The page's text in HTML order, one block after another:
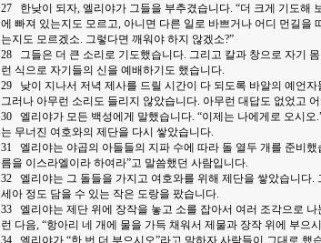
27 한낮이 되자, 엘리야가 그들을 부추겼습니다. “더 크게 기도해
에 빠져 있는지도 모르고, 아니면 다른 일로 바쁘거나 어디 먼길을
는지도 모르겠소. 그렇다면 깨워야 하지 않겠소?”
28 그들은 더 큰 소리로 기도했습니다. 그리고 칼과 창으로 자기
런 식으로 자기들의 신을 예배하기도 했습니다.
29 낮이 지나서 저녁 제사를 드릴 시간이 다 되도록 바알의 예언
그러나 아무런 소리도 들리지 않았습니다. 아무런 대답도 없었고
30 엘리야가 모든 백성에게 말했습니다. “이제는 나에게로 오시오
는 무너진 여호와의 제단을 다시 쌓았습니다.
31 엘리야는 야곱의 아들들의 지파 수에 따라 돌 열두 개를 준비했
름을 이스라엘이라 하여라”고 말씀했던 사람입니다.
32 엘리야는 그 돌들을 가지고 여호와를 위해 제단을 쌓았습니다.
세아 정도 담을 수 있는 작은 도랑을 팠습니다.
33 엘리야는 제단 위에 장작을 놓고 소를 잡아서 여러 조각으로
런 다음, “항아리 네 개에 물을 가득 채워서 제물과 장작 위에 부으
34 엘리야가 “한 번 더 부으시오”라고 말하자 사람들이 그대로 했